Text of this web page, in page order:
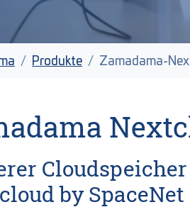
Produkte Zamadama-
by SpaceNet